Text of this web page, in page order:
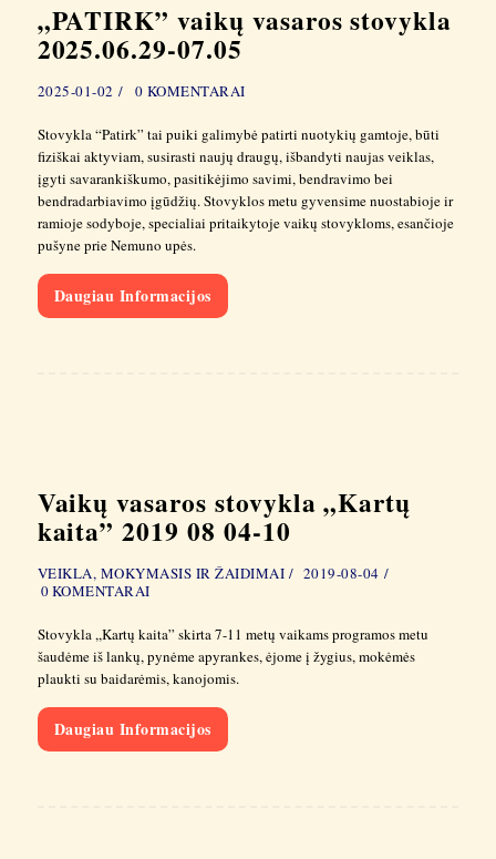
„PATIRK” vaikų vasaros stovykla
2025.06.29-07.05
2025-01-02 0 KOMENTARAI
Stovykla “Patirk” tai puiki galimybė patirti nuotykių gamtoje, būti
fiziškai aktyviam, susirasti naujų draugų, išbandyti naujas veiklas,
įgyti savarankiškumo, pasitikėjimo savimi, bendravimo bei
bendradarbiavimo įgūdžių. Stovyklos metu gyvensime nuostabioje ir
ramioje sodyboje, specialiai pritaikytoje vaikų stovykloms, esančioje
pušyne prie Nemuno upės.
Daugiau Informacijos
Vaikų vasaros stovykla „Kartų
kaita” 2019 08 04-10
VEIKLA, MOKYMASIS IR ŽAIDIMAI
2019-08-04
0KOMENTARAI
Stovykla ,,Kartų kaita” skirta 7-11 metų vaikams programos metu
šaudėme iš lankų, pynėme apyrankes, ėjome į žygius, mokėmės
plaukti su baidarėmis, kanojomis.
Daugiau Informacijos